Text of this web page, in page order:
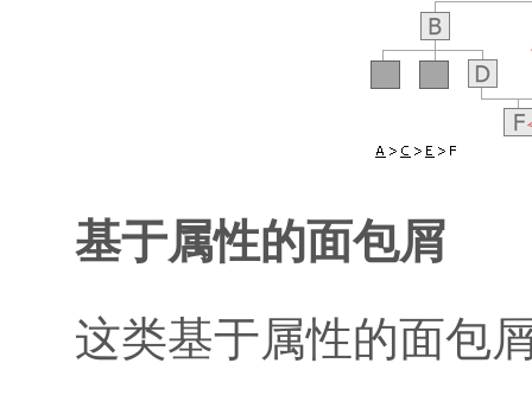
基于属性的面包屑
这类基于属性的面包